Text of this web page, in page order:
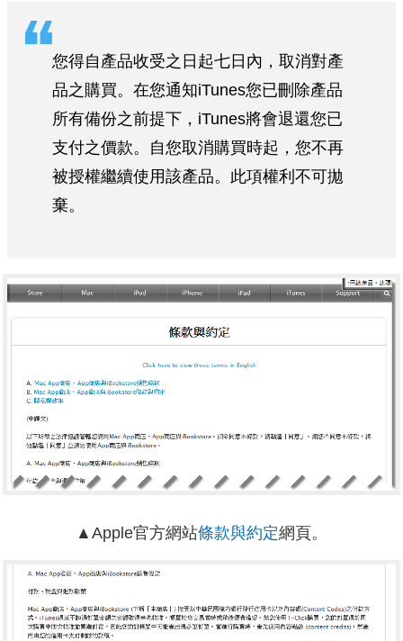
您得自產品收受之日起七日內，取消對產
品之購買。在您通知iTunes您已刪除產品
所有備份之前提下，iTunes將會退還您已
支付之價款。自您取消購買時起，您不再
被授權繼續使用該產品。此項權利不可拋
棄。
▲Apple官方網站條款與約定網頁。